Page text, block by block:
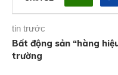
tin trước
Bất động sản “hàng
trường